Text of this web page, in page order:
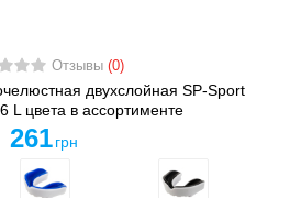
Отзывы (0)
двухслойная SP-Sport
L цвета в ассортименте
261 грн